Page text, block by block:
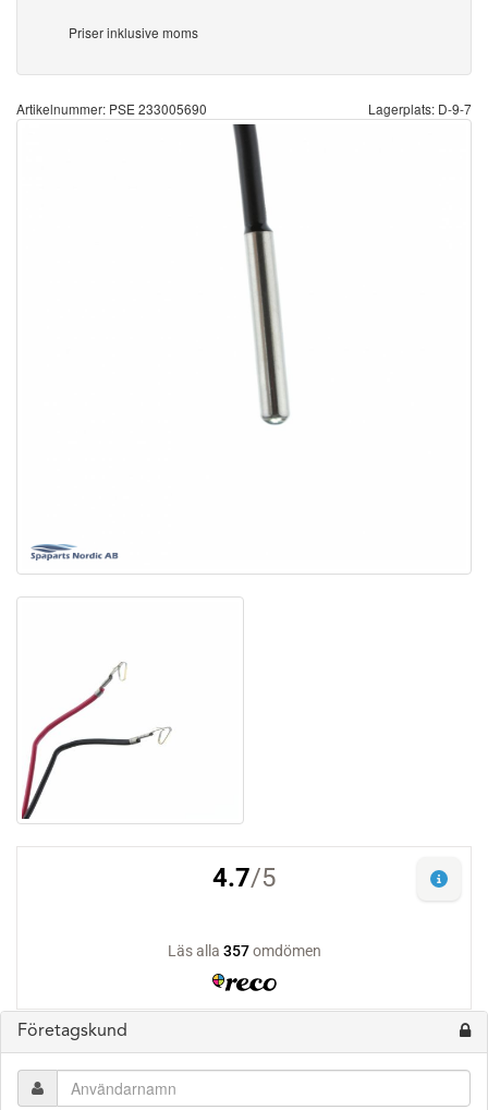
Priser inklusive moms
Artikelnummer: PSE 233005690 Lagerplats: D-9-7
Företagskund